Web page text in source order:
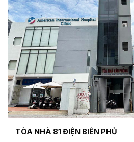
TÒA NHÀ 81 ĐIỆN BIÊN PHỦ